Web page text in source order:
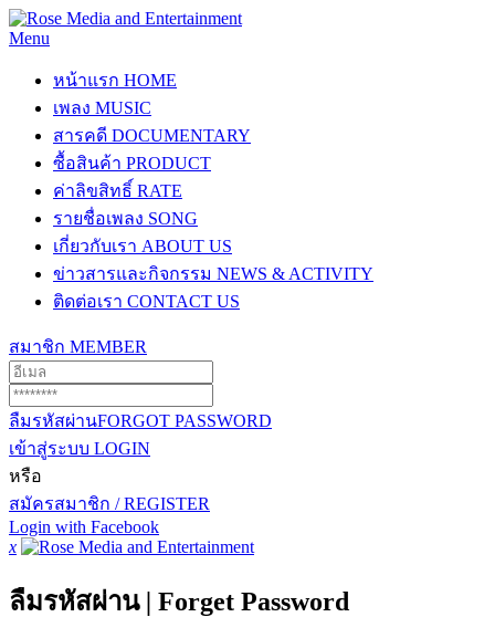
Menu
หน้าแรก HOME
เพลง MUSIC
สารคดี DOCUMENTARY
ซื้อสินค้า PRODUCT
ค่าลิขสิทธิ์ RATE
รายชื่อเพลง SONG
เกี่ยวกับเรา ABOUT US
ข่าวสารและกิจกรรม NEWS & ACTIVITY
ติดต่อเรา CONTACT US
สมาชิก MEMBER
ลืมรหัสผ่านFORGOT PASSWORD
เข้าสู่ระบบ LOGIN
หรือ
สมัครสมาชิก / REGISTER
Login with Facebook
x
ลืมรหัสผ่าน | Forget Password